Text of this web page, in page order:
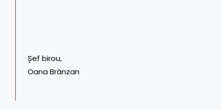
Șef birou,
Oana Brânzan